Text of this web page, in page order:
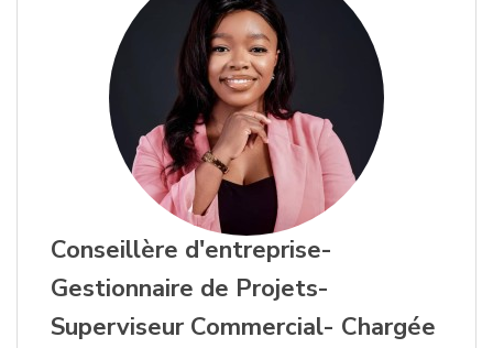
Conseillère d'entreprise-
Gestionnaire de Projets-
Superviseur Commercial- Chargée